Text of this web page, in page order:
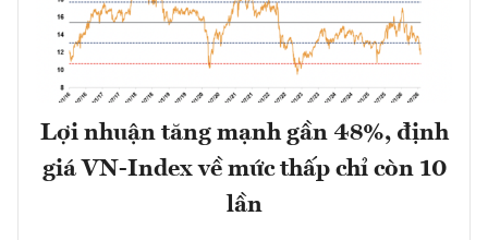
Lợi nhuận tăng mạnh gần 48%, định
giá VN-Index về mức thấp chỉ còn 10
lần